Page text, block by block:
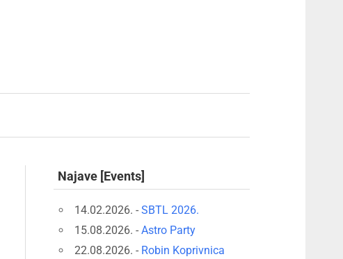
Najave [Events]
14.02.2026. -SBTL 2026.
15.08.2026. -Astro Party
22.08.2026. - Robin Koprivnica